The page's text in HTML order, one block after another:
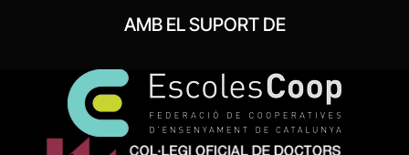
AMB EL SUPORT DE